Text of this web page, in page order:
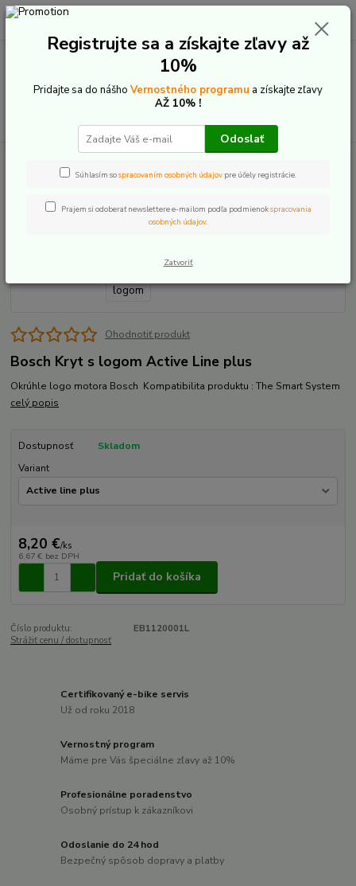
+421 907 20 22 33
0,00 €
Bosch Kryt s logom
Ohodnotiť produkt
Bosch Kryt s logom Active Line plus
Okrúhle logo motora Bosch Kompatibilita produktu : The Smart System
celý popis
Dostupnosť
Skladom
Variant
8,20 €/ks
6,67 € bez DPH
Pridať do košíka
Číslo produktu:
EB1120001L
Strážiť cenu / dostupnosť
Certifikovaný e-bike servis
Už od roku 2018
Vernostný program
Máme pre Vás špeciálne zľavy až 10%
Profesionálne poradenstvo
Osobný prístup k zákazníkovi
Odoslanie do 24 hod
Bezpečný spôsob dopravy a platby
Registrujte sa a získajte zľavy až
10%
Pridajte sa do nášho Vernostného programu a získajte zľavy
AŽ 10% !
Odoslať
Súhlasím sospracovaním osobných údajov pre účely registrácie.
Prajem si odoberať newslettere e-mailom podľa podmienokspracovania
osobných údajov.
Zatvoriť